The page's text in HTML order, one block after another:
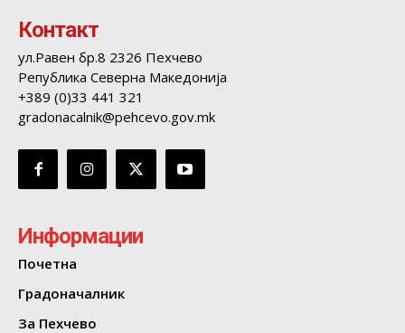
Контакт
ул.Равен бр.8 2326 Пехчево
Република Северна Македонија
+389 (0)33 441 321
gradonacalnik@pehcevo.gov.mk
Информации
Почетна
Градоначалник
За Пехчево